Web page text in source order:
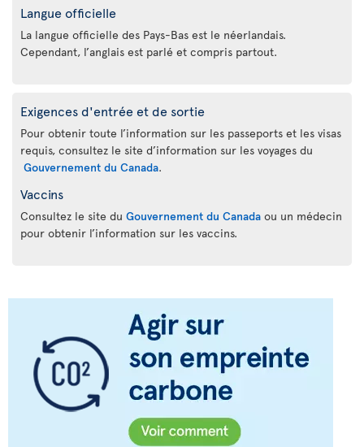
Langue officielle
La langue officielle des Pays-Bas est le néerlandais.
Cependant, l’anglais est parlé et compris partout.
Exigences d'entrée et de sortie
Pour obtenir toute l’information sur les passeports et les visas
requis, consultez le site d’information sur les voyages du
Gouvernement du Canada.
Vaccins
Consultez le site du Gouvernement du Canada ou un médecin
pour obtenir l’information sur les vaccins.